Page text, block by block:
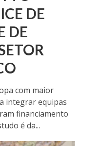
DE
DE
com maior
integrar equipas
financiamento
é da...